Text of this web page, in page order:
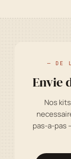
— DE
Envie
Nos
pas-a-pas